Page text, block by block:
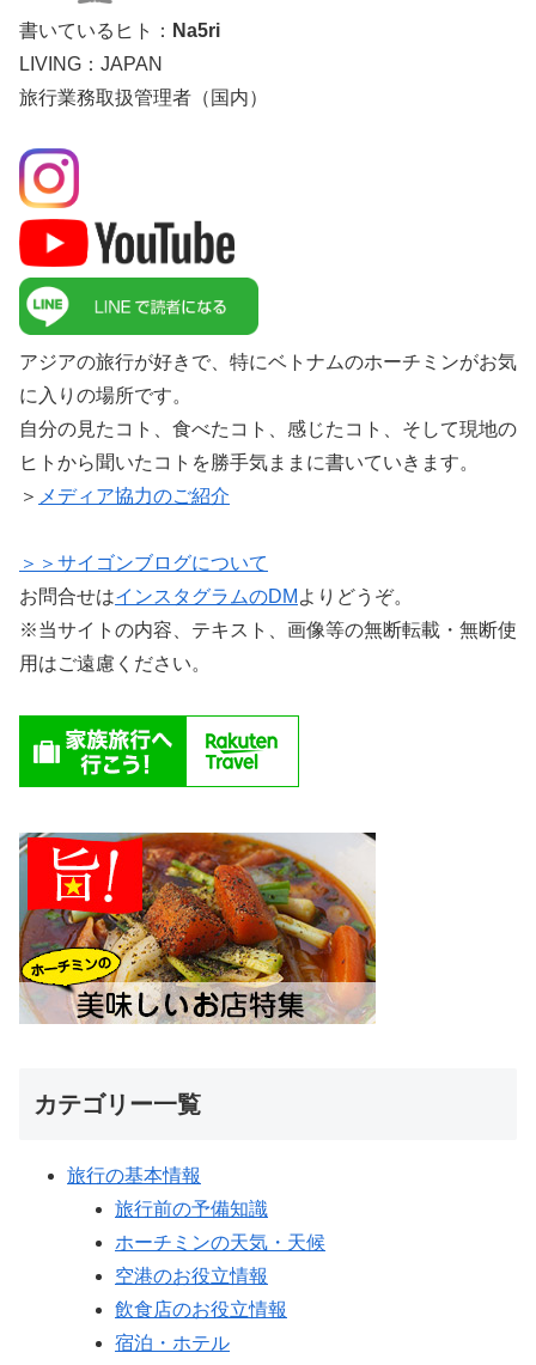
書いているヒト： Na5ri
LIVING：JAPAN
旅行業務取扱管理者（国内）
アジアの旅行が好きで、特にベトナムのホーチミンがお気
に入りの場所です。
自分の見たコト、食べたコト、感じたコト、そして現地の
ヒトから聞いたコトを勝手気ままに書いていきます。
＞ メディア協力のご紹介
＞＞サイゴンブログについて
お問合せはインスタグラムのDM よりどうぞ。
※当サイトの内容、テキスト、画像等の無断転載・無断使
用はご遠慮ください。
カテゴリー一覧
旅行の基本情報
旅行前の予備知識
ホーチミンの天気・天候
空港のお役立情報
飲食店のお役立情報
宿泊・ホテル